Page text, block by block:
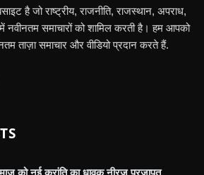
है जो राष्ट्रीय, राजनीति, राजस्थान, अपराध,
समाचारों को शामिल करती है। हम आपको
ताज़ा समाचार और वीडियो प्रदान करते हैं.